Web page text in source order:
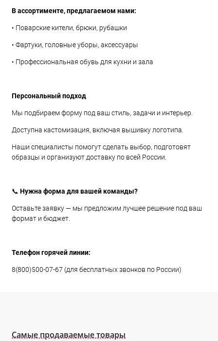
В ассортименте, предлагаемом нами:
• Поварские кители, брюки, рубашки
• Фартуки, головные уборы, аксессуары
• Профессиональная обувь для кухни и зала
Персональный подход
Мы подбираем форму под ваш стиль, задачи и интерьер.
Доступна кастомизация, включая вышивку логотипа.
Наши специалисты помогут сделать выбор, подготовят
образцы и организуют доставку по всей России.
📞 Нужна форма для вашей команды?
Оставьте заявку — мы предложим лучшее решение под ваш
формат и бюджет.
Телефон горячей линии:
8(800)500-07-67 (для бесплатных звонков по России)
Самые продаваемые товары